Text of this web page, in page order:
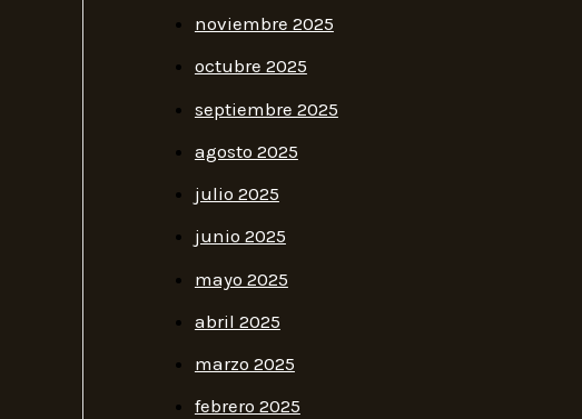
noviembre 2025
octubre 2025
septiembre 2025
agosto 2025
julio 2025
junio 2025
mayo 2025
abril 2025
marzo 2025
febrero 2025